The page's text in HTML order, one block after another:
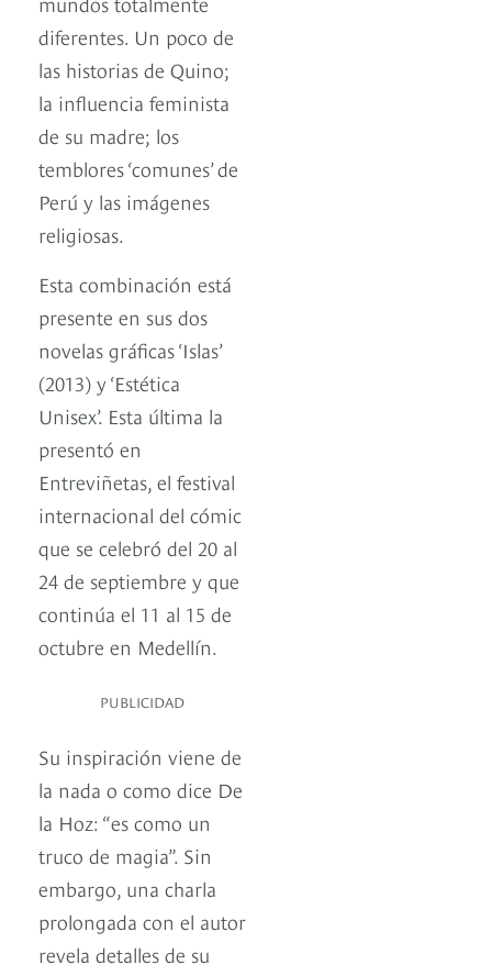
diferentes. Un poco de
las historias de Quino;
la influencia feminista
de su madre; los
temblores ‘comunes’ de
Perú y las imágenes
religiosas.
Esta combinación está
presente en sus dos
novelas gráficas ‘Islas’
(2013) y ‘Estética
Unisex’. Esta última la
presentó en
Entreviñetas, el festival
internacional del cómic
que se celebró del 20 al
24 de septiembre y que
continúa el 11 al 15 de
octubre en Medellín.
PUBLICIDAD
Su inspiración viene de
la nada o como dice De
la Hoz: “es como un
truco de magia”. Sin
embargo, una charla
prolongada con el autor
revela detalles de su